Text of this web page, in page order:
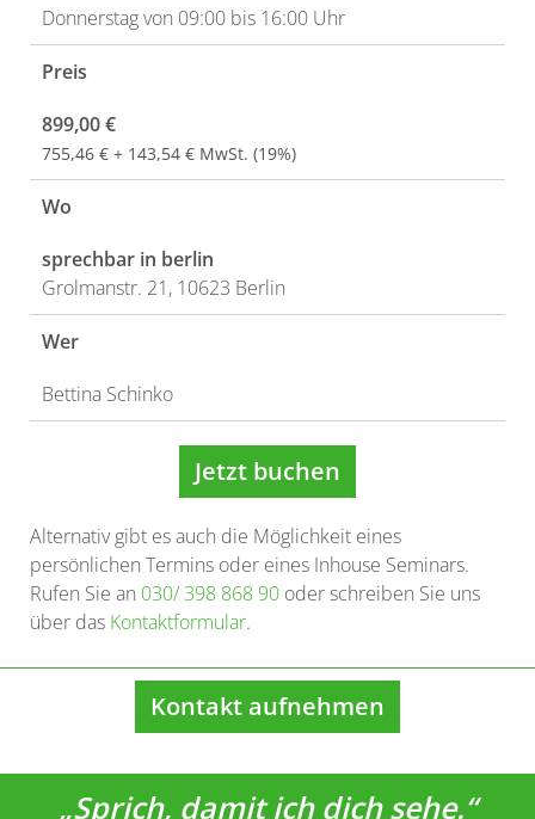
Donnerstag von 09:00 bis 16:00 Uhr
Preis
899,00 €
755,46 € + 143,54 € MwSt. (19%)
Wo
sprechbar in berlin
Grolmanstr. 21, 10623 Berlin
Wer
Bettina Schinko
Jetzt buchen
Alternativ gibt es auch die Möglichkeit eines
persönlichen Termins oder eines Inhouse Seminars.
Rufen Sie an 030/ 398 868 90 oder schreiben Sie uns
über das Kontaktformular.
Kontakt aufnehmen
„Sprich, damit ich dich sehe.“